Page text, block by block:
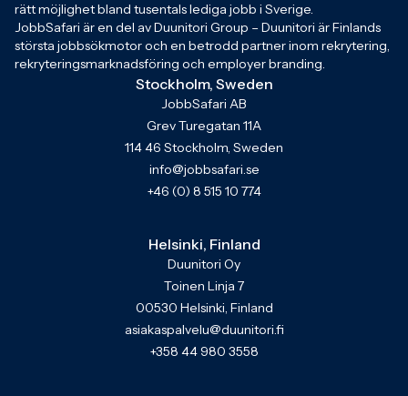
rätt möjlighet bland tusentals lediga jobb i Sverige.
JobbSafari är en del av Duunitori Group – Duunitori är Finlands
största jobbsökmotor och en betrodd partner inom rekrytering,
rekryteringsmarknadsföring och employer branding.
Stockholm, Sweden
JobbSafari AB
Grev Turegatan 11A
114 46 Stockholm, Sweden
info@jobbsafari.se
+46 (0) 8 515 10 774
Helsinki, Finland
Duunitori Oy
Toinen Linja 7
00530 Helsinki, Finland
asiakaspalvelu@duunitori.fi
+358 44 980 3558